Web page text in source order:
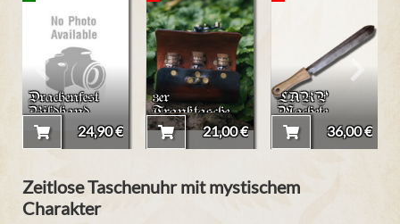
Drachenfest
Bildband
24,90 €
3er
Tranktasche
mit
Riegelhaken
21,00 €
LARP
Machete
36,00 €
ZeitloseTaschenuhrmit mystischem
Charakter